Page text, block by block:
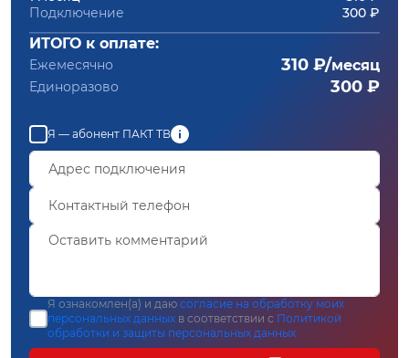
Подключение
300 ₽
ИТОГО к оплате:
Ежемесячно 310 ₽/месяц
Единоразово 300 ₽
Я — абонент ПАКТ ТВ
Я ознакомлен(а) и даю согласие на обработку моих
персональных данных в соответствии с Политикой
обработки и защиты персональных данных